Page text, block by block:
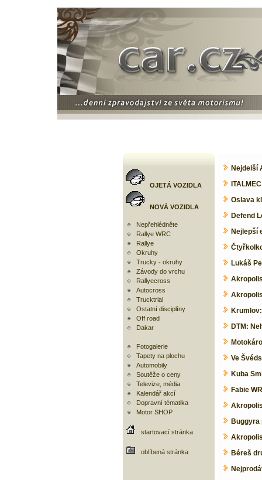
OJETÁ VOZIDLA
NOVÁ VOZIDLA
Nepřehlédněte
Rallye WRC
Rallye
Okruhy
Trucky - okruhy
Závody do vrchu
Rallyecross
Autocross
Trucktrial
Ostatní disciplíny
Off road
Dakar
Fotogalerie
Tapety na plochu
Automobily
Soutěže o ceny
Televize, média
Kalendář akcí
Dopravní tématika
Motor SHOP
startovací stránka
oblíbená stránka
Nejdelší
Oslava
Defend
Nejlepší
Lukáš
DTM:
Ve
Kuba
Fabie
Buggyra
Béreš